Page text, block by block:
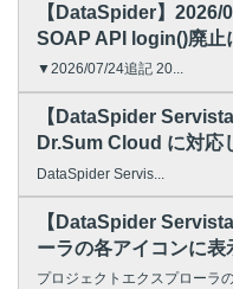
【DataSpider】
SOAP API login()廃止
▼2026/07/24追記 20...
【DataSpider
Dr.Sum Cloud に対応
DataSpider Servis...
【DataSpider
ーラの各アイコンに
プロジェクトエクスプローラ